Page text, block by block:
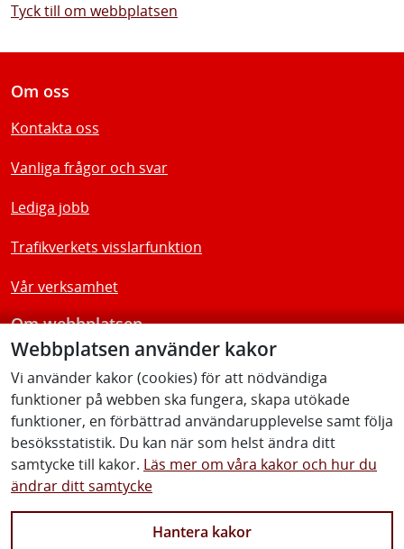
Webbplatsen använder kakor
Vi använder kakor (cookies) för att nödvändiga
funktioner på webben ska fungera, skapa utökade
funktioner, en förbättrad användarupplevelse samt följa
besöksstatistik. Du kan när som helst ändra ditt
samtycke till kakor. Läs mer om våra kakor och hur du
ändrar ditt samtycke
Hantera kakor
Tyck till om webbplatsen
Om oss
Kontakta oss
Vanliga frågor och svar
Lediga jobb
Trafikverkets visslarfunktion
Vår verksamhet
Om webbplatsen
Tillgänglighetsredogörelse
Följ oss
Facebook Youtube